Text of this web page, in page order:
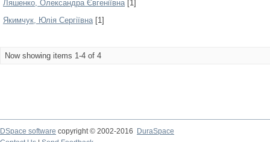
Ляшенко, Олександра Євгеніївна[1]
Якимчук, Юлія Сергіївна[1]
Now showing items 1-4 of 4
DSpace software copyright © 2002-2016
DuraSpace